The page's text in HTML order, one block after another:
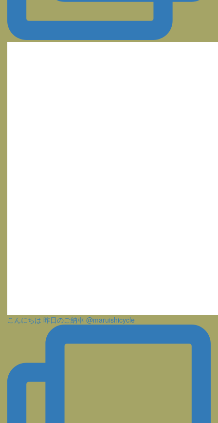
こんにちは 昨日のご納車 @maruishicycle